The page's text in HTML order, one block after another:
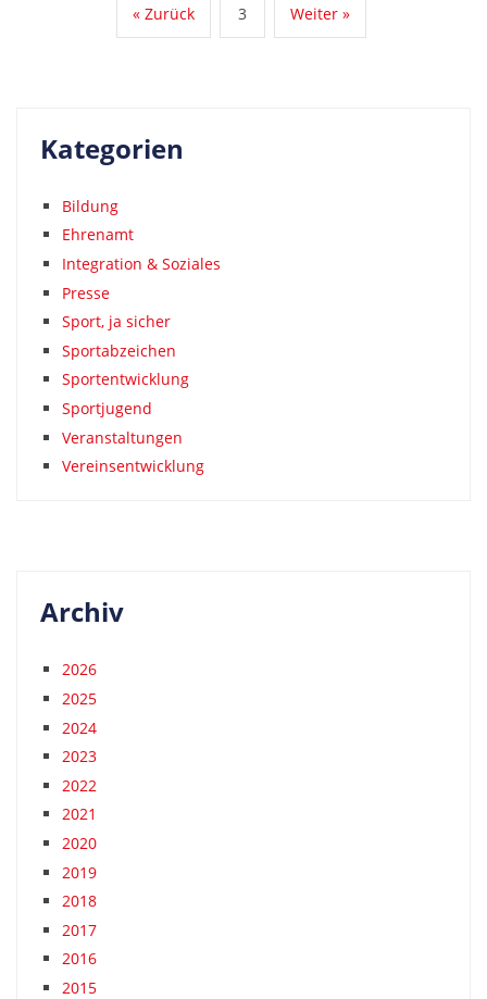
« Zurück 3 Weiter »
Kategorien
Bildung
Ehrenamt
Integration & Soziales
Presse
Sport, ja sicher
Sportabzeichen
Sportentwicklung
Sportjugend
Veranstaltungen
Vereinsentwicklung
Archiv
2026
2025
2024
2023
2022
2021
2020
2019
2018
2017
2016
2015